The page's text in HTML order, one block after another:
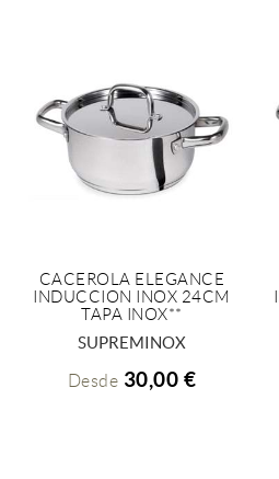
+ INFO
CACEROLA ELEGANCE
INDUCCION INOX 24CM
TAPA INOX**
SUPREMINOX
Desde 30,00 €